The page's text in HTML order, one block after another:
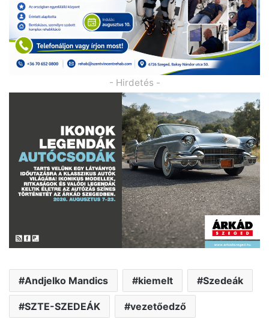
- Hirdetés -
Andjelko Mandics kiemelt Szedeák
SZTE-SZEDEÁK vezetőedző